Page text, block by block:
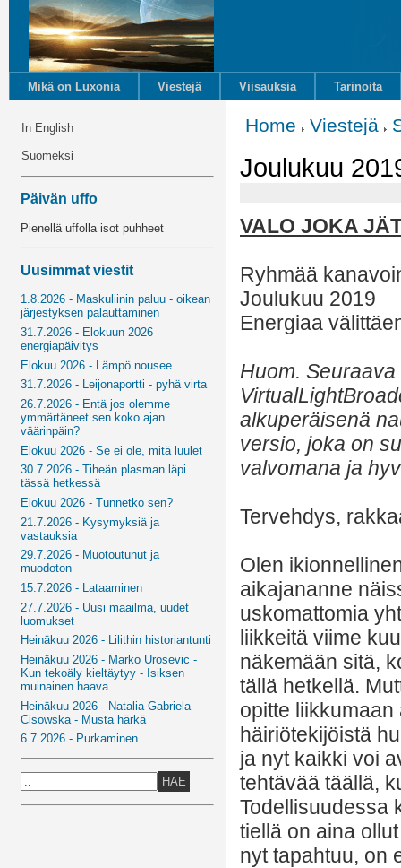
Mikä on Luxonia Viestejä Viisauksia Tarinoita
In English
Suomeksi
Päivän uffo
Pienellä uffolla isot puhheet
Uusimmat viestit
1.8.2026 - Maskuliinin paluu - oikean
järjestyksen palauttaminen
31.7.2026 - Elokuun 2026
energiapäivitys
Elokuu 2026 - Lämpö nousee
31.7.2026 - Leijonaportti - pyhä virta
26.7.2026 - Entä jos olemme
ymmärtäneet sen koko ajan
väärinpäin?
Elokuu 2026 - Se ei ole, mitä luulet
30.7.2026 - Tiheän plasman läpi
tässä hetkessä
Elokuu 2026 - Tunnetko sen?
21.7.2026 - Kysymyksiä ja
vastauksia
29.7.2026 - Muotoutunut ja
muodoton
15.7.2026 - Lataaminen
27.7.2026 - Uusi maailma, uudet
luomukset
Heinäkuu 2026 - Lilithin historiantunti
Heinäkuu 2026 - Marko Urosevic -
Kun tekoäly kieltäytyy - Isiksen
muinainen haava
Heinäkuu 2026 - Natalia Gabriela
Cisowska - Musta härkä
6.7.2026 - Purkaminen
HAE
Home Viestejä
Joulukuu
VALO JOKA
Ryhmää
Joulukuu 2019
Energiaa
Huom.
alkuperäisenä
versio, joka on
valvomana ja
Tervehdys,
Olen
aikajananne
uskomattomia
liikkeitä viime
näkemään sitä,
tällä hetkellä.
opitte
häiriötekijöistä
ja nyt kaikki voi
tehtävää täällä,
Todellisuudessa
tiellä on aina
nyt tapahtuu, on